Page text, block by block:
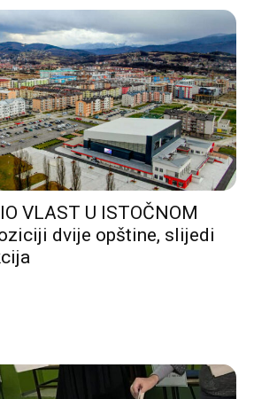
VLAST U ISTOČNOM
dvije opštine, slijedi